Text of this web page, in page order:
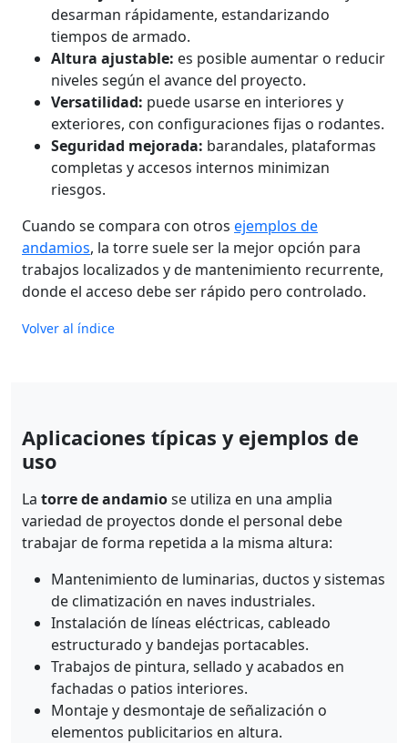
desarman rápidamente, estandarizando
tiempos de armado.
Altura ajustable: es posible aumentar o reducir
niveles según el avance del proyecto.
Versatilidad: puede usarse en interiores y
exteriores, con configuraciones fijas o rodantes.
Seguridad mejorada: barandales, plataformas
completas y accesos internos minimizan
riesgos.
Cuando se compara con otros ejemplos de
andamios, la torre suele ser la mejor opción para
trabajos localizados y de mantenimiento recurrente,
donde el acceso debe ser rápido pero controlado.
Volver al índice
Aplicaciones típicas y ejemplos de
uso
La torre de andamiose utiliza en una amplia
variedad de proyectos donde el personal debe
trabajar de forma repetida a la misma altura:
Mantenimiento de luminarias, ductos y sistemas
de climatización en naves industriales.
Instalación de líneas eléctricas, cableado
estructurado y bandejas portacables.
Trabajos de pintura, sellado y acabados en
fachadas o patios interiores.
Montaje y desmontaje de señalización o
elementos publicitarios en altura.